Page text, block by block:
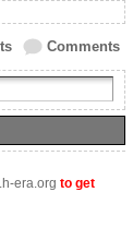
Comments
era.org to get